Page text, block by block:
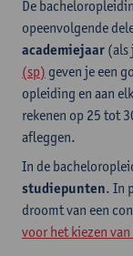
De
opeenvolgende
academiejaar (als
(sp) geven je een
opleiding en aan
rekenen op 25 tot
afleggen.
In de
studiepunten. In
droomt van een
voor het kiezen